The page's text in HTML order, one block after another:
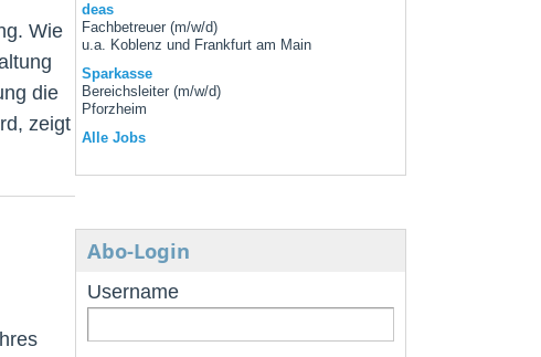
Wie
die
zeigt
deas
Fachbetreuer (m/w/d)
u.a. Koblenz und Frankfurt am Main
Sparkasse
Bereichsleiter (m/w/d)
Pforzheim
Alle Jobs
Abo-Login
Username